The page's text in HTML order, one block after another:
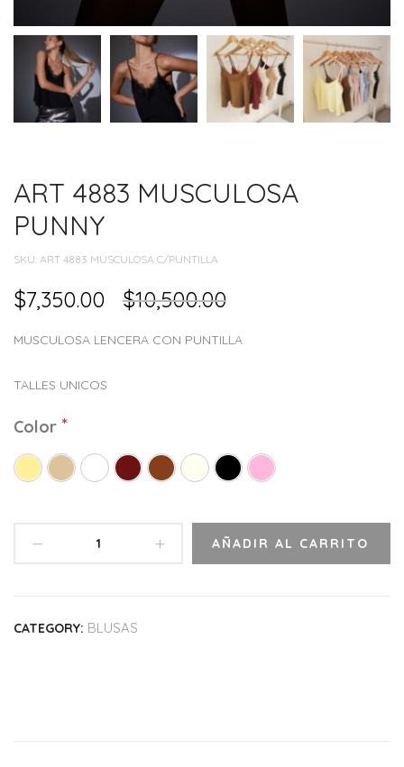
ART 4883 MUSCULOSA
PUNNY
SKU: ART 4883 MUSCULOSA C/PUNTILLA
$10,500.00
$7,350.00
MUSCULOSA LENCERA CON PUNTILLA
TALLES UNICOS
Color
AÑADIR AL CARRITO
CATEGORY: BLUSAS